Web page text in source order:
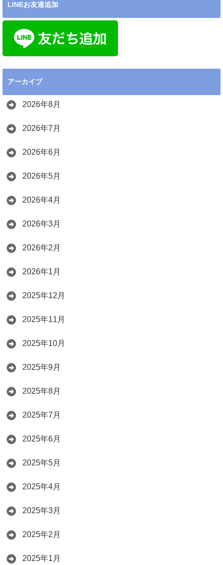
LINEお友達追加
アーカイブ
2026年8月
2026年7月
2026年6月
2026年5月
2026年4月
2026年3月
2026年2月
2026年1月
2025年12月
2025年11月
2025年10月
2025年9月
2025年8月
2025年7月
2025年6月
2025年5月
2025年4月
2025年3月
2025年2月
2025年1月